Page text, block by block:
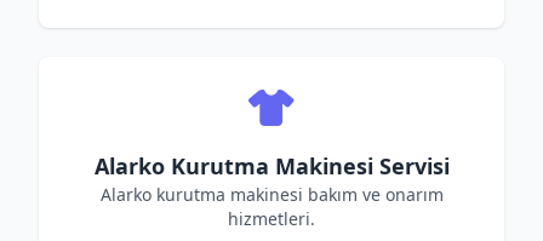
Alarko Kurutma Makinesi Servisi
Alarko kurutma makinesi bakım ve onarım
hizmetleri.